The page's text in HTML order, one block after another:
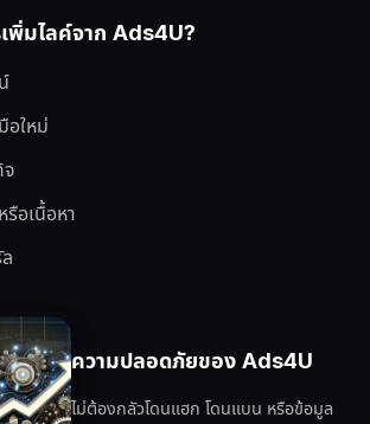
เพิ่มไลค์จาก Ads4U?
อใหม่
อเนื้อหา
ความปลอดภัยของ Ads4U
ไม่ต้องกลัวโดนแฮก โดนแบน หรือข้อมูล